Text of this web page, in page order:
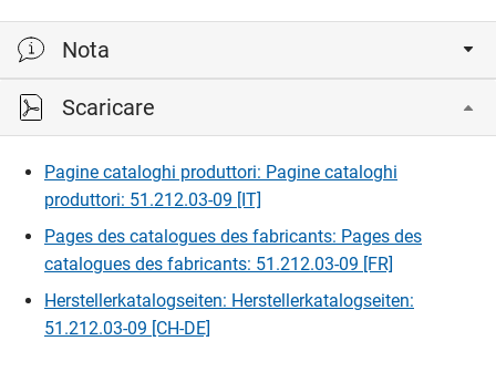
Nota
lunghezza cassetto (SKL) = lunghezza nominale
Scaricare
Pagine cataloghi produttori: Pagine cataloghi
produttori: 51.212.03-09 [IT]
Pages des catalogues des fabricants: Pages des
catalogues des fabricants: 51.212.03-09 [FR]
Herstellerkatalogseiten: Herstellerkatalogseiten:
51.212.03-09 [CH-DE]